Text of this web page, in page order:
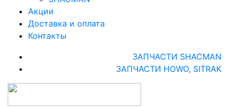
Акции
Доставка и оплата
Контакты
ЗАПЧАСТИ SHACMAN
ЗАПЧАСТИ HOWO, SITRAK